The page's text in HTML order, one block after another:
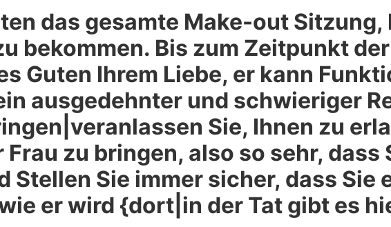
das gesamte Make-out Sitzung,
bekommen. Bis zum Zeitpunkt
Guten Ihrem Liebe, er kann
ausgedehnter und schwieriger
Sie, Ihnen zu
Frau zu bringen, also so sehr, dass
Stellen Sie immer sicher, dass Sie
er wird {dort|in der Tat gibt es